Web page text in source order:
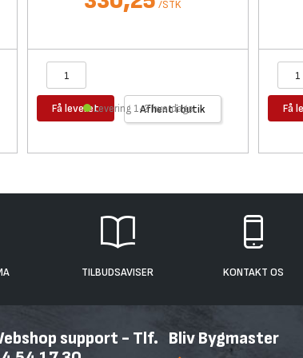
/STK
Få leveret Afhent i butik
Levering 1-2 hverdage Få
TILBUDSAVISER KONTAKT OS
support - Tlf. Bliv Bygmaster